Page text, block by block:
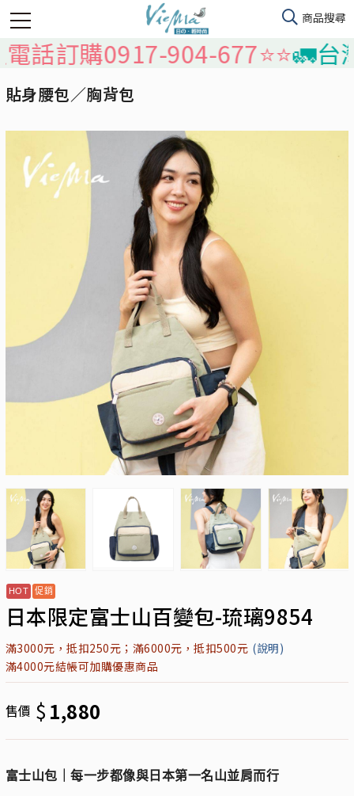
0917-904-677⭐️⭐️🚛台灣本島
貼身腰包／胸背包
日本限定富士山百變包-琉璃9854
滿3000元，抵扣250元；滿6000元，抵扣500元 (說明)
滿4000元結帳可加購優惠商品
售價 $ 1,880
富士山包｜每一步都像與日本第一名山並肩而行